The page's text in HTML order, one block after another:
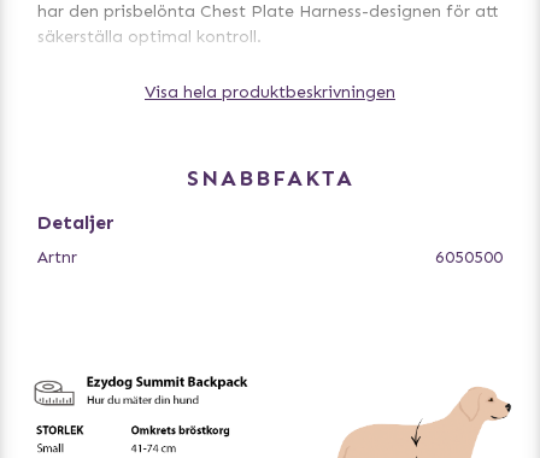
har den prisbelönta Chest Plate Harness-designen för att
säkerställa optimal kontroll.
Summit Backpack är tillverkad i supertåligt RipStop-
och med reflexer för promenader i mörkret.
Storlek S, passar hund med midjemått 60-95 cm.
- Andningsbart material för ökat luftflöde
- Inbyggt handtag för snabb kontroll eller för att ge
assistans över hinder
Visa hela produktbeskrivningen
SNABBFAKTA
Detaljer
Artnr 6050500